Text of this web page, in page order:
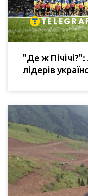
"Де ж
лідерів